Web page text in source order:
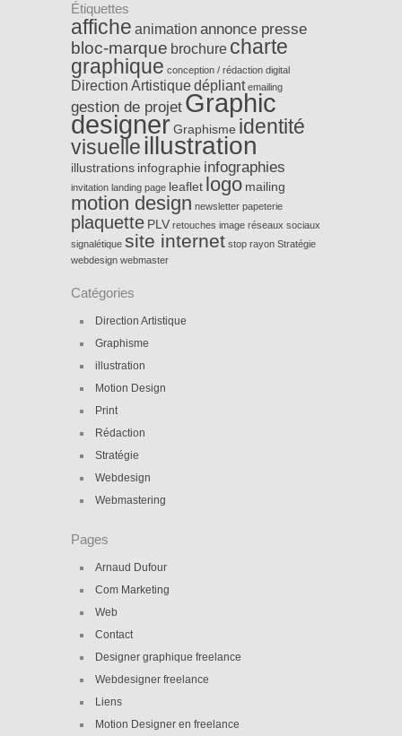
Étiquettes
affiche animation annonce presse
bloc-marque brochure charte
graphique conception / rédaction digital
Direction Artistiquedépliant emailing
gestion de projet Graphic
designer Graphisme identité
visuelle illustration
illustrations infographie infographies
invitation landing page leaflet logo mailing
motion design newsletter papeterie
plaquette PLV retouches image réseaux sociaux
signalétique site internet stop rayon Stratégie
webdesign webmaster
Catégories
Direction Artistique
Graphisme
illustration
Motion Design
Print
Rédaction
Stratégie
Webdesign
Webmastering
Pages
Arnaud Dufour
Com Marketing
Web
Contact
Designer graphique freelance
Webdesigner freelance
Liens
Motion Designer en freelance